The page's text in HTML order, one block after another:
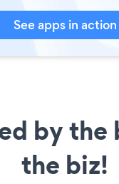
See apps in action
by the
the biz!